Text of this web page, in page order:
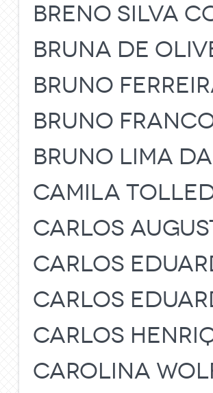
BRENO SILVA
BRUNA DE
BRUNO
BRUNO
BRUNO LIMA
CAMILA
CARLOS
CARLOS
CARLOS
CARLOS
CAROLINA